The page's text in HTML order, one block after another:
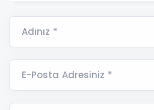
Adınız *
E-Posta Adresiniz *